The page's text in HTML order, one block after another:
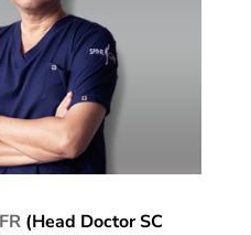
(Head Doctor SC